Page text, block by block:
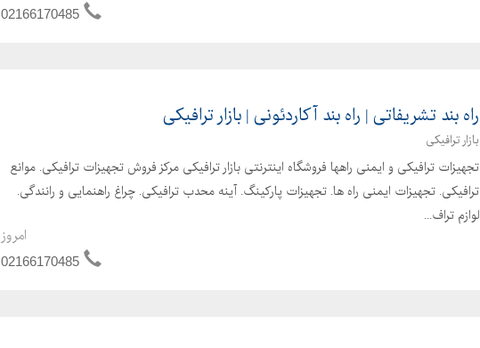
02166170485
راه بند تشریفاتی | راه بند آکاردئونی | بازار ترافیکی
بازار ترافیکی
تجهیزات ترافیکی و ایمنی راهها فروشگاه اینترنتی بازار ترافیکی مرکز فروش تجهیزات ترافیکی. موانع
ترافیکی. تجهیزات ایمنی راه ها. تجهیزات پارکینگ. آینه محدب ترافیکی. چراغ راهنمایی و رانندگی.
لوازم تراف...
امروز
02166170485